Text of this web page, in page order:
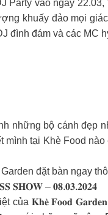
Party vào ngày
khuấy đảo mọi
đình đám và các MC
những bộ cánh đẹp
mình tại Khè Food nào
đặt bàn ngay
𝐒𝐇𝐎𝐖 – 𝟎𝟖.𝟎𝟑.𝟐𝟎𝟐𝟒
của 𝐊𝐡𝐞̀ 𝐅𝐨𝐨𝐝